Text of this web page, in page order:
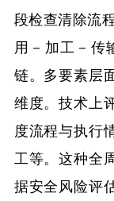
段检查清除流
用－加工－传
链。多要素层
维度。技术上
度流程与执行
工等。这种全
据安全风险评